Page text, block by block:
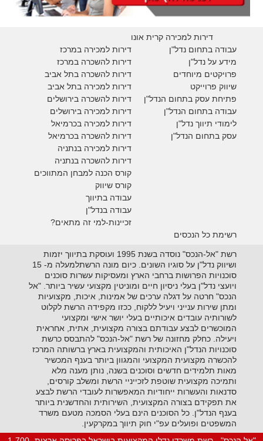
דירות למכירה קרית אונו
דירות למכירה במרכז
דירות להשכרה במרכז
דירות להשכרה בתל אביב
דירות למכירה בתל אביב
דירות להשכרה בירושלים
דירות למכירה בירושלים
דירות למכירה בכרמיאל
דירות להשכרה בכרמיאל
דירות למכירה בנתניה
דירות להשכרה בנתניה
קורס הכנה למבחן המתווכים
קורס שיווק
עבודה בתיווך
עבודה בנדל"ן
זכיינות-למי זה מתאים?
עבודה בתחום נדל"ן
מידע על נדל"ן
פרויקטים מיוחדים
שיווק פרוייקט
פתיחת עסק בתחום הנדל"ן
עבודה בתחום הנדל"ן
לימודי תיווך נדל"ן
עסק בתחום הנדל"ן
רשימת כל הנכסים
רשת "אל-הנכס" נוסדה בשנת 1995 ועוסקת בתיווך יזמות
ושיווק נדל"ן על סוגיו השונים. כיום מונה הרשתלמעלה מ- 15
סוכנויות הפרושות ברחבי הארץ ומעסיקות עשרות סוכנים
ויועצי נדל"ן בעלי ניסיון חיים ומוניטין מקצועי עשיר ביותר. "אל
הנכס" חרטה על דגלה ערכים של אמינות, איכות, מקצועיות
ומתן שירות ענייני ויעיל ללקוח, ככזו מקפידה הרשת לקלוט
לשורותיה עובדים איכותיים בעלי יושר אישי ומקצועי
המוכשרים לבצע עבודתם בצורה מקצועית, אתית, אחראית
ויעילה. כחלק מחזונה של רשת "אל-הנכס" להתבסס כרשת
סוכנויות הנדל"ן האיכותית והמקצועית בארץ ברשותה המרכז
להכשרה מקצועית המקצועי והמגוון ביותר בענף המכשיר
מאות תלמידים חדשים וסוכנים בשנה, נותן מענה מלא
ותמיכה מקצועית שוטפת לזכייניי הרשת ומשלב קורסים,
סדנאות והעשרות ייחודיות המאפשרות לעובדי הרשת לבצע
את תפקידם בצורה המקצועית, השירותית והחדשנית ביותר
בענף הנדל"ן. כל הסוכנים הינם בעלי הסמכה מטעם משרד
המשפטים ופועלים עפ"י חוק תיווך במקרקעין.